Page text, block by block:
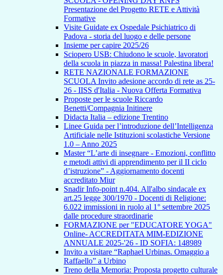
Presentazione del Progetto RETE e Attività
Formative
Visite Guidate ex Ospedale Psichiatrico di
Padova - storia del luogo e delle persone
Insieme per capire 2025/26
Sciopero USB: Chiudono le scuole, lavoratori
della scuola in piazza in massa! Palestina libera!
RETE NAZIONALE FORMAZIONE
SCUOLA Invito adesione accordo di rete as 25-
26 - IISS d'Italia - Nuova Offerta Formativa
Proposte per le scuole Riccardo
Benetti/Compagnia Initinere
Didacta Italia – edizione Trentino
Linee Guida per l’introduzione dell’Intelligenza
Artificiale nelle Istituzioni scolastiche Versione
1.0 – Anno 2025
Master “L’arte di insegnare - Emozioni, conflitto
e metodi attivi di apprendimento per il II ciclo
d’istruzione” - Aggiornamento docenti
accreditato Miur
Snadir Info-point n.404. All'albo sindacale ex
art.25 legge 300/1970 - Docenti di Religione:
6.022 immissioni in ruolo al 1° settembre 2025
dalle procedure straordinarie
FORMAZIONE per "EDUCATORE YOGA"
Online- ACCREDITATA MIM-EDIZIONE
ANNUALE 2025-'26 - ID SOFIA: 148989
Invito a visitare “Raphael Urbinas. Omaggio a
Raffaello” a Urbino
Treno della Memoria: Proposta progetto culturale